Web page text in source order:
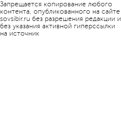
Запрещается копирование любого
контента, опубликованного на сайте
sovsibir.ru без разрешения редакции и
без указания активной гиперссылки
на источник